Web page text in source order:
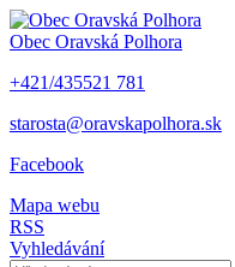
Obec Oravská Polhora
+421/435521 781
starosta@oravskapolhora.sk
Facebook
Mapa webu
RSS
Vyhledávání